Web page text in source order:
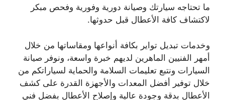
ما تحتاجه سيارتك وصيانة دورية وفورية وفحص مبكر
لاكتشاف كافة الأعطال قبل حدوثها.
وخدمات تبديل تواير بكافة أنواعها ومقاساتها من خلال
أمهر الفنيين الماهرين لديهم خبرة واسعة، ونوفر صيانة
السيارات ونتبع تعليمات السلامة والحماية لسياراتكم من
خلال توفير أفضل المعدات والأجهزة القدرة على كشف
الأعطال بدقة وجودة عالية وإصلاح الأعطال بفضل فني